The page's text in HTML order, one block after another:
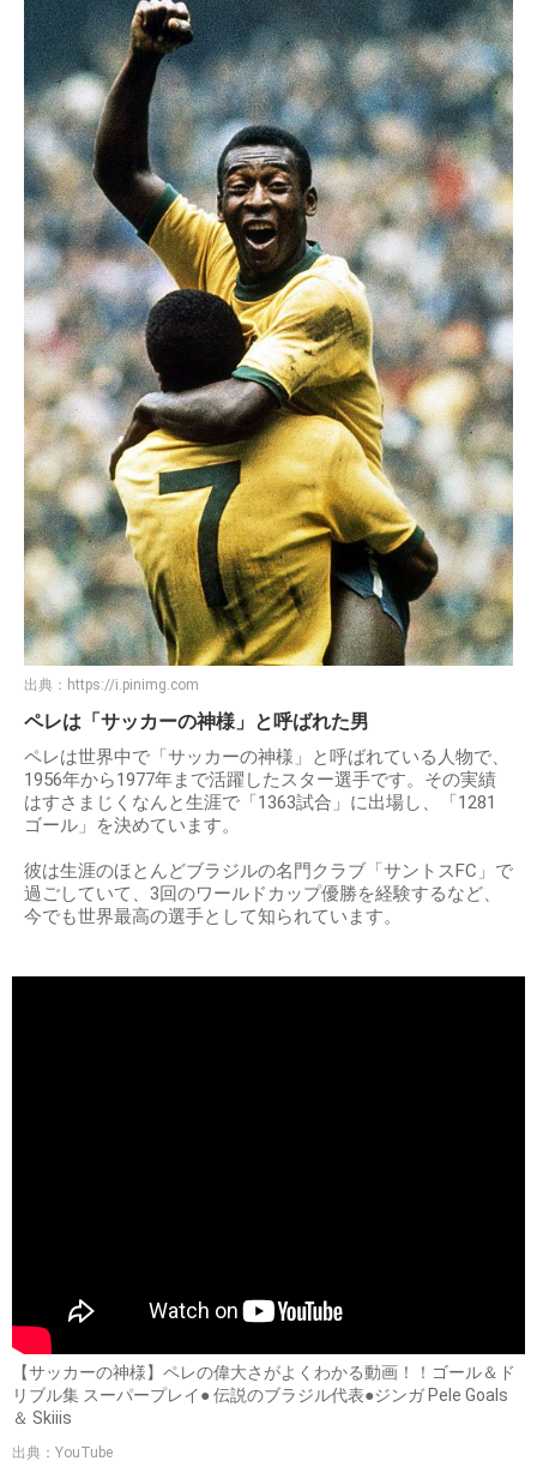
出典： https://i.pinimg.com
ペレは「サッカーの神様」と呼ばれた男
ペレは世界中で「サッカーの神様」と呼ばれている人物で、
1956年から1977年まで活躍したスター選手です。その実績
はすさまじくなんと生涯で「1363試合」に出場し、「1281
ゴール」を決めています。
彼は生涯のほとんどブラジルの名門クラブ「サントスFC」で
過ごしていて、3回のワールドカップ優勝を経験するなど、
今でも世界最高の選手として知られています。
【サッカーの神様】ペレの偉大さがよくわかる動画！！ゴール＆ド
リブル集 スーパープレイ● 伝説のブラジル代表●ジンガ Pele Goals
＆ Skiiis
出典：YouTube